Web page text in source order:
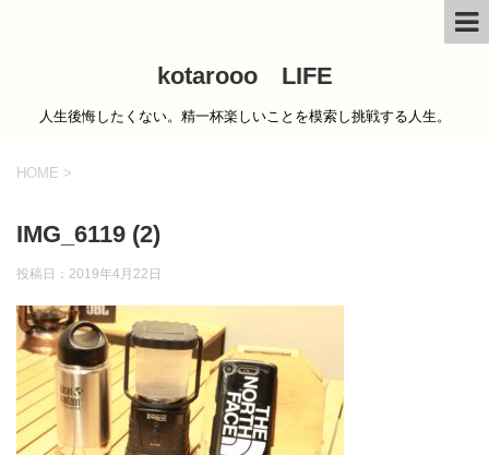
kotarooo LIFE
人生後悔したくない。精一杯楽しいことを模索し挑戦する人生。
HOME >
IMG_6119 (2)
投稿日： 2019年4月22日